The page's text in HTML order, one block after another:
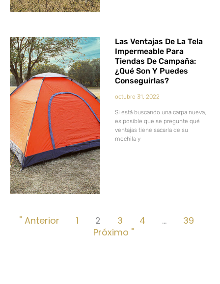
Las Ventajas De La Tela
Impermeable Para
Tiendas De Campaña:
¿qué Son Y Puedes
Conseguirlas?
octubre 31, 2022
Si está buscando una carpa nueva,
es posible que se pregunte qué
ventajas tiene sacarla de su
mochila y
" Anterior 1 2 3 4 …
39
Próximo "